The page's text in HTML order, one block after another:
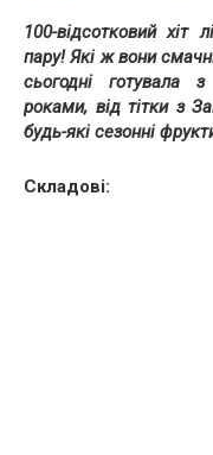
100-відсотковий хіт
пару! Які ж вони
сьогодні готувала
роками, від тітки з
будь-які сезонні
Складові: